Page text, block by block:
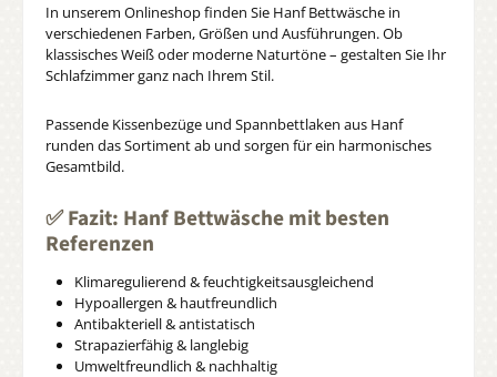
In unserem Onlineshop finden Sie Hanf Bettwäsche in
verschiedenen Farben, Größen und Ausführungen. Ob
klassisches Weiß oder moderne Naturtöne – gestalten Sie Ihr
Schlafzimmer ganz nach Ihrem Stil.
Passende Kissenbezüge und Spannbettlaken aus Hanf
runden das Sortiment ab und sorgen für ein harmonisches
Gesamtbild.
✅ Fazit: Hanf Bettwäsche mit besten
Referenzen
Klimaregulierend & feuchtigkeitsausgleichend
Hypoallergen & hautfreundlich
Antibakteriell & antistatisch
Strapazierfähig & langlebig
Umweltfreundlich & nachhaltig